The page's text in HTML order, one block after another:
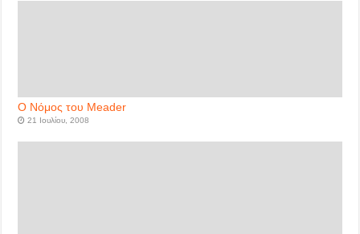
Ο Νόμος του Meader
21 Ιουλίου, 2008